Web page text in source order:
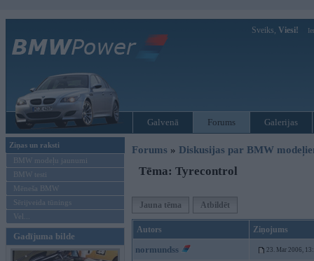
Sveiks, Viesi!
Galvenā Forums Galerijas
Ziņas un raksti
BMW modeļu jaunumi
BMW testi
Mēneša BMW
Sērijveida tūnings
Vel...
Gadījuma bilde
Forums » Diskusijas par BMW
Tēma: Tyrecontrol
Jauna tēma Atbildēt
Autors Ziņojums
normundss 23. Mar 2006,